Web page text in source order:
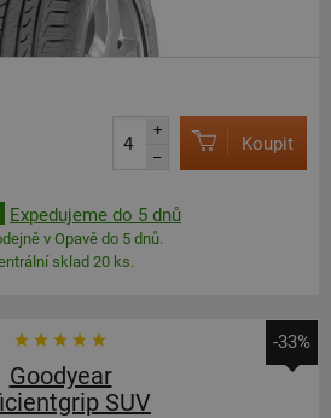
+
–
Koupit
Expedujeme do 5 dnů
v Opavě do 5 dnů.
sklad 20 ks.
-33%
Goodyear
SUV